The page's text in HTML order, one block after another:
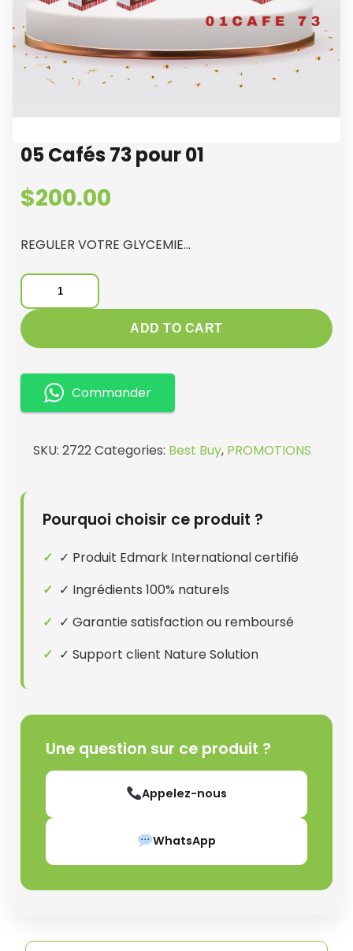
05 Cafés 73 pour 01
$200.00
REGULER VOTRE GLYCEMIE…
05
Cafés
73
pour
quantity
ADD TO CART
Commander
SKU: 2722Categories: Best Buy, PROMOTIONS
Pourquoi choisir ce produit ?
✓ Produit Edmark International certifié
✓ Ingrédients 100% naturels
✓ Garantie satisfaction ou remboursé
✓ Support client Nature Solution
Une question sur ce produit ?
Appelez-nous
WhatsApp